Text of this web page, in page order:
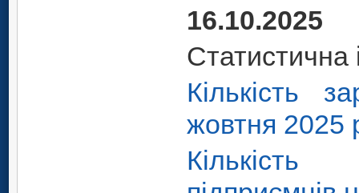
16.10.2025
Статистична
Кількість
жовтня 2025